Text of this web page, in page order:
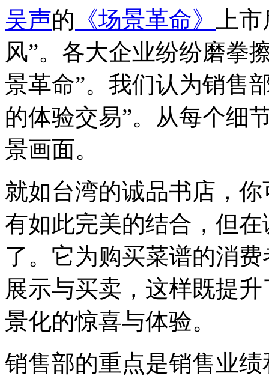
吴声的 《场景革命》
上
风”。各大企业纷纷磨拳
景革命”。我们认为销售
的体验交易”。从每个细
景画面。
就如台湾的诚品书店，
有如此完美的结合，但
了。它为购买菜谱的消
展示与买卖，这样既提
景化的惊喜与体验。
销售部的重点是销售业